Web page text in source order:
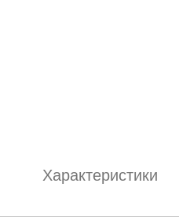
Характеристики